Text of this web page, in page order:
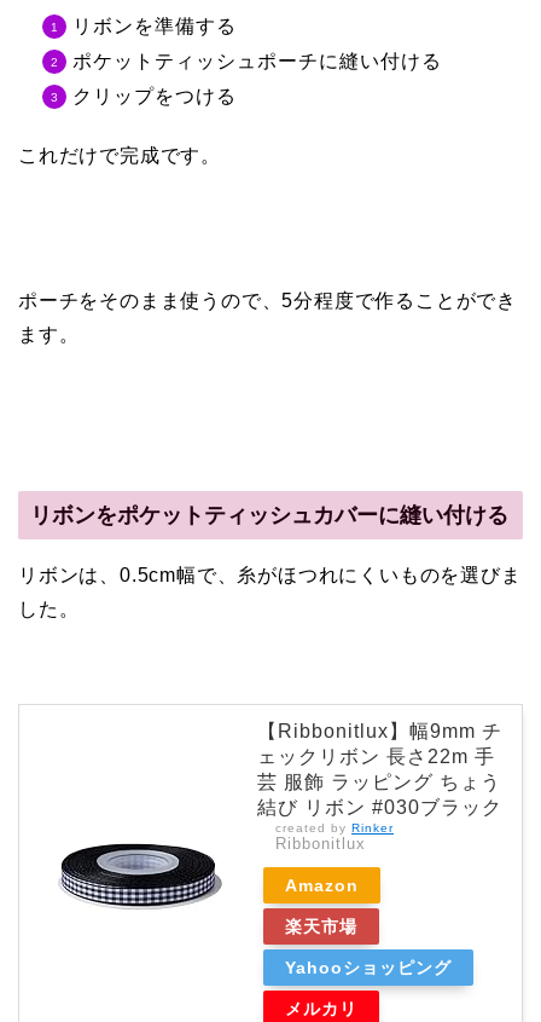
リボンを準備する
ポケットティッシュポーチに縫い付ける
クリップをつける
これだけで完成です。
ポーチをそのまま使うので、5分程度で作ることができ
ます。
リボンをポケットティッシュカバーに縫い付ける
リボンは、0.5cm幅で、糸がほつれにくいものを選びま
した。
【Ribbonitlux】幅9mm チ
ェックリボン 長さ22m 手
芸 服飾 ラッピング ちょう
結び リボン #030ブラック
created by Rinker
Ribbonitlux
Amazon
楽天市場
Yahooショッピング
メルカリ